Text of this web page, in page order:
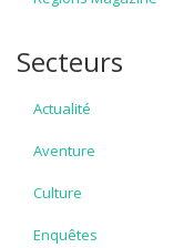
Secteurs
Actualité
Aventure
Culture
Enquêtes